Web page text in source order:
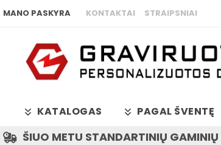
MANO PASKYRA KONTAKTAI STRAIPSNIAI
KATALOGAS PAGAL ŠVENTĘ
ŠIUO METU STANDARTINIŲ